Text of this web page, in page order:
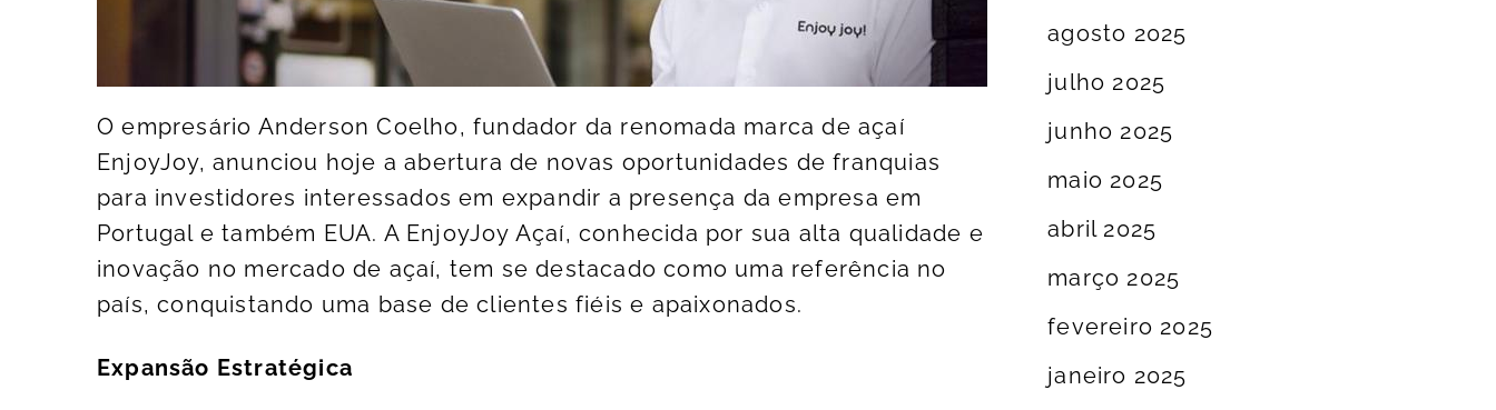
O empresário Anderson Coelho, fundador da renomada marca de açaí
EnjoyJoy, anunciou hoje a abertura de novas oportunidades de franquias
para investidores interessados em expandir a presença da empresa em
Portugal e também EUA. A EnjoyJoy Açaí, conhecida por sua alta qualidade e
inovação no mercado de açaí, tem se destacado como uma referência no
país, conquistando uma base de clientes fiéis e apaixonados.
Expansão Estratégica
agosto 2025
julho 2025
junho 2025
maio 2025
abril 2025
março 2025
fevereiro 2025
janeiro 2025